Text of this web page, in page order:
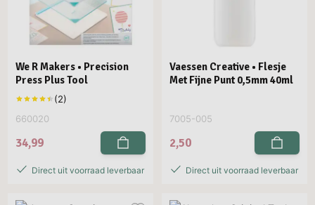
We R Makers • Precision
Press Plus Tool
660020
34,99
Direct uit voorraad leverbaar
Vaessen Creative • Flesje
Met Fijne Punt 0,5mm 40ml
7005-005
2,50
Direct uit voorraad leverbaar